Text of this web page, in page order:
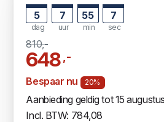
5
dag
7
uur
55
min
6
sec
810,-
648,-
Bespaar nu 20%
Aanbieding geldig tot 15
Incl. BTW: 784,08